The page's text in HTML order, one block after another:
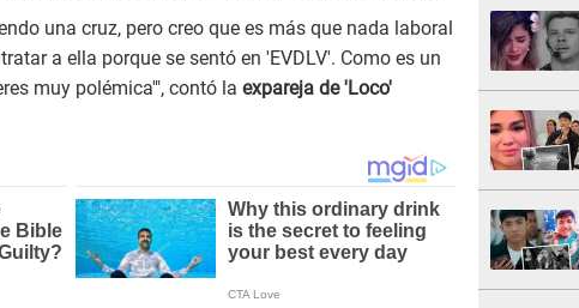
una cruz, pero creo que es más que nada laboral
a ella porque se sentó en 'EVDLV'. Como es un
muy polémica'", contó la expareja de 'Loco'